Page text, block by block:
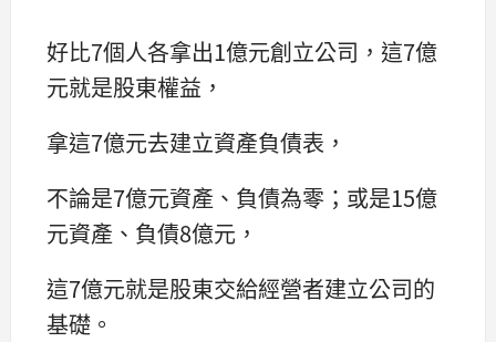
好比7個人各拿出1億元創立公司，這7億
元就是股東權益，
拿這7億元去建立資產負債表，
不論是7億元資產、負債為零；或是15億
元資產、負債8億元，
這7億元就是股東交給經營者建立公司的
基礎。